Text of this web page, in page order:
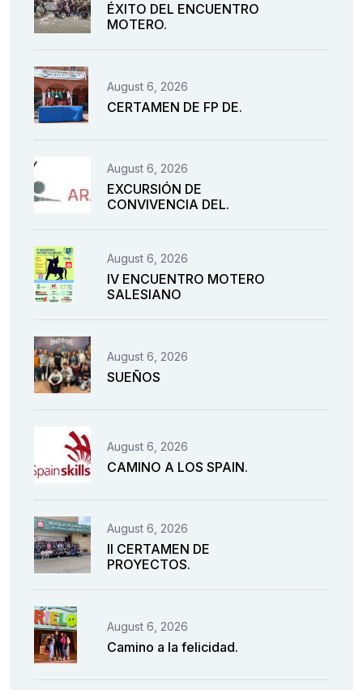
ÉXITO DEL ENCUENTRO
MOTERO.
August 6, 2026
CERTAMEN DE FP DE.
August 6, 2026
EXCURSIÓN DE
CONVIVENCIA DEL.
August 6, 2026
IV ENCUENTRO MOTERO
SALESIANO
August 6, 2026
SUEÑOS
August 6, 2026
CAMINO A LOS SPAIN.
August 6, 2026
II CERTAMEN DE
PROYECTOS.
August 6, 2026
Camino a la felicidad.